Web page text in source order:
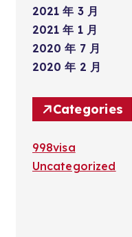
2021 年 3 月
2021 年 1 月
2020 年 7 月
2020 年 2 月
Categories
998visa
Uncategorized